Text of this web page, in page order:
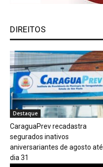
DIREITOS
Destaque
CaraguaPrev recadastra
segurados inativos
aniversariantes de agosto até
dia 31